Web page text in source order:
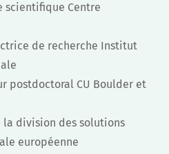
scientifique Centre
de recherche Institut
postdoctoral CU Boulder et
la division des solutions
européenne